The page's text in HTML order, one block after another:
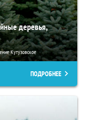
деревья,
Кутузовское
ПОДРОБНЕЕ